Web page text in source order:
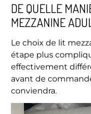
DE QUELLE
MEZZANINE
Le choix de lit
étape plus
effectivement
avant de
conviendra.